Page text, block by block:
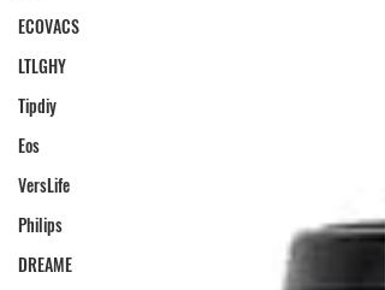
ECOVACS
LTLGHY
Tipdiy
Eos
VersLife
Philips
DREAME